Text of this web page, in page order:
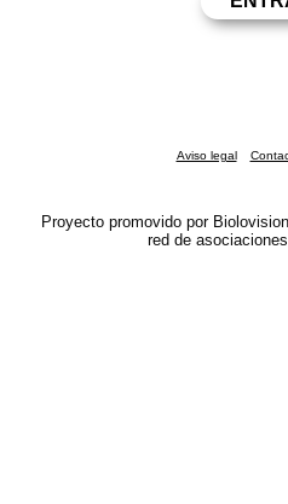
Aviso legal
Proyecto promovido por
red de